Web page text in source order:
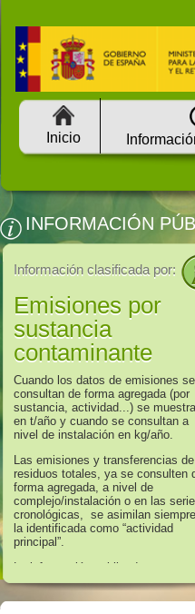
Inicio
INFORMACIÓN
Información clasificada por:
Emisiones por
sustancia
contaminante
Cuando los datos de emisiones se
consultan de forma agregada (por
sustancia, actividad...) se
en t/año y cuando se consultan a
nivel de instalación en kg/año.
Las emisiones y transferencias de
residuos totales, ya se consulten
forma agregada, a nivel de
complejo/instalación o en las
cronológicas, se asimilan
la identificada como “actividad
principal”.
La información publicada en
referencia a los años 2008 hasta